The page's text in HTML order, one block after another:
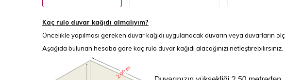
Kaç rulo duvar kağıdı almalıyım?
Öncelikle yapılması gereken duvar kağıdı uygulanacak duvarın veya duvarların
Aşağıda bulunan hesaba göre kaç rulo duvar kağıdı alacağınızı netleştirebilirsiniz.